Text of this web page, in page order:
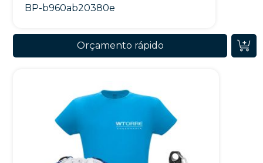
BP-b960ab20380e
Orçamento rápido